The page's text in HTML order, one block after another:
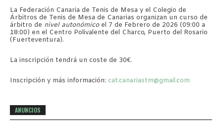
La Federación Canaria de Tenis de Mesa y el Colegio de
Árbitros de Tenis de Mesa de Canarias organizan un curso de
árbitro de nivel autonómicoel 7 de Febrero de 2026 (09:00 a
18:00) en el Centro Polivalente del Charco, Puerto del Rosario
(Fuerteventura).
La inscripción tendrá un coste de 30€.
Inscripción y más información: cat.canariastm@gmail.com
ANUNCIOS